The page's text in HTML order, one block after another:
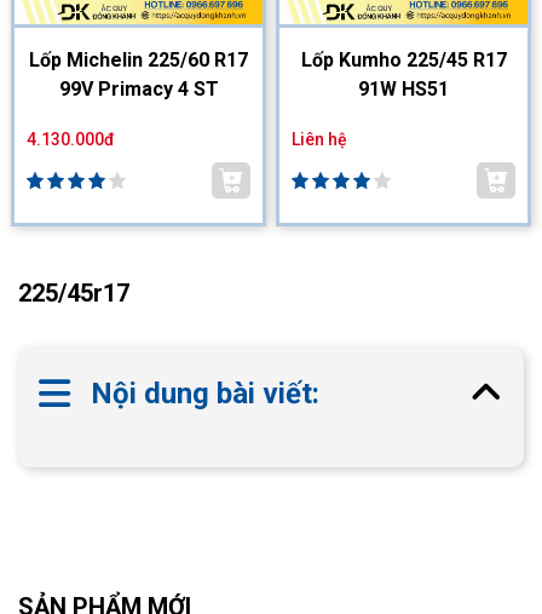
Lốp Michelin 225/60 R17
99V Primacy 4 ST
4.130.000đ
Lốp Kumho 225/45 R17
91W HS51
Liên hệ
225/45r17
Nội dung bài viết:
SẢN PHẨM MỚI